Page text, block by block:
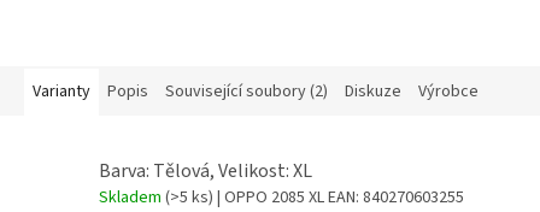
Varianty Popis Související soubory (2) Diskuze Výrobce
Barva: Tělová, Velikost: XL
Skladem (>5 ks) | OPPO 2085 XLEAN: 840270603255